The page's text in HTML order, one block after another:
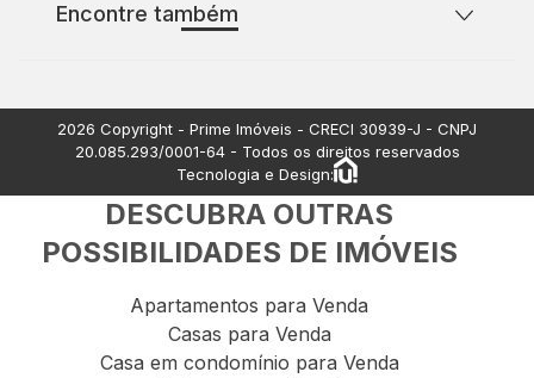
Casas para comprar com 3 quartos
Encontre também
Apartamentos à venda
2026 Copyright - Prime Imóveis - CRECI 30939-J - CNPJ
20.085.293/0001-64- Todos os direitos reservados
Tecnologia e Design:
DESCUBRA OUTRAS
POSSIBILIDADES DE IMÓVEIS
Apartamentos para Venda
Casas para Venda
Casa em condomínio para Venda